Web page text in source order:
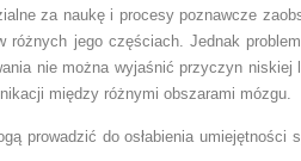
za naukę i procesy poznawcze
jego częściach. Jednak
nie można wyjaśnić przyczyn
między różnymi obszarami mózgu.
prowadzić do osłabienia umiejętności